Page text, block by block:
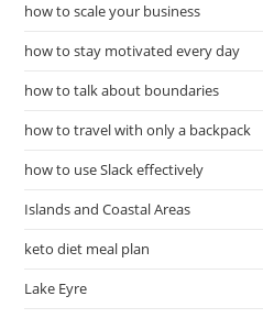
how to scale your business
how to stay motivated every day
how to talk about boundaries
how to travel with only a backpack
how to use Slack effectively
Islands and Coastal Areas
keto diet meal plan
Lake Eyre